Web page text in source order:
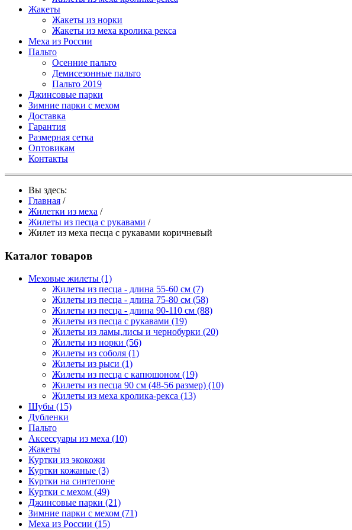
Жакеты
Жакеты из норки
Жакеты из меха кролика рекса
Меха из России
Пальто
Осенние пальто
Демисезонные пальто
Пальто 2019
Джинсовые парки
Зимние парки с мехом
Доставка
Гарантия
Размерная сетка
Оптовикам
Контакты
Вы здесь:
Главная /
Жилетки из меха /
Жилеты из песца с рукавами /
Жилет из меха песца с рукавами коричневый
Каталог товаров
Меховые жилеты (1)
Жилеты из песца - длина 55-60 см (7)
Жилеты из песца - длина 75-80 см (58)
Жилеты из песца - длина 90-110 см (88)
Жилеты из песца с рукавами (19)
Жилеты из ламы,лисы и чернобурки (20)
Жилеты из норки (56)
Жилеты из соболя (1)
Жилеты из рыси (1)
Жилеты из песца с капюшоном (19)
Жилеты из песца 90 см (48-56 размер) (10)
Жилеты из меха кролика-рекса (13)
Шубы (15)
Дубленки
Пальто
Аксессуары из меха (10)
Жакеты
Куртки из экокожи
Куртки кожаные (3)
Куртки на синтепоне
Куртки с мехом (49)
Джинсовые парки (21)
Зимние парки с мехом (71)
Меха из России (15)